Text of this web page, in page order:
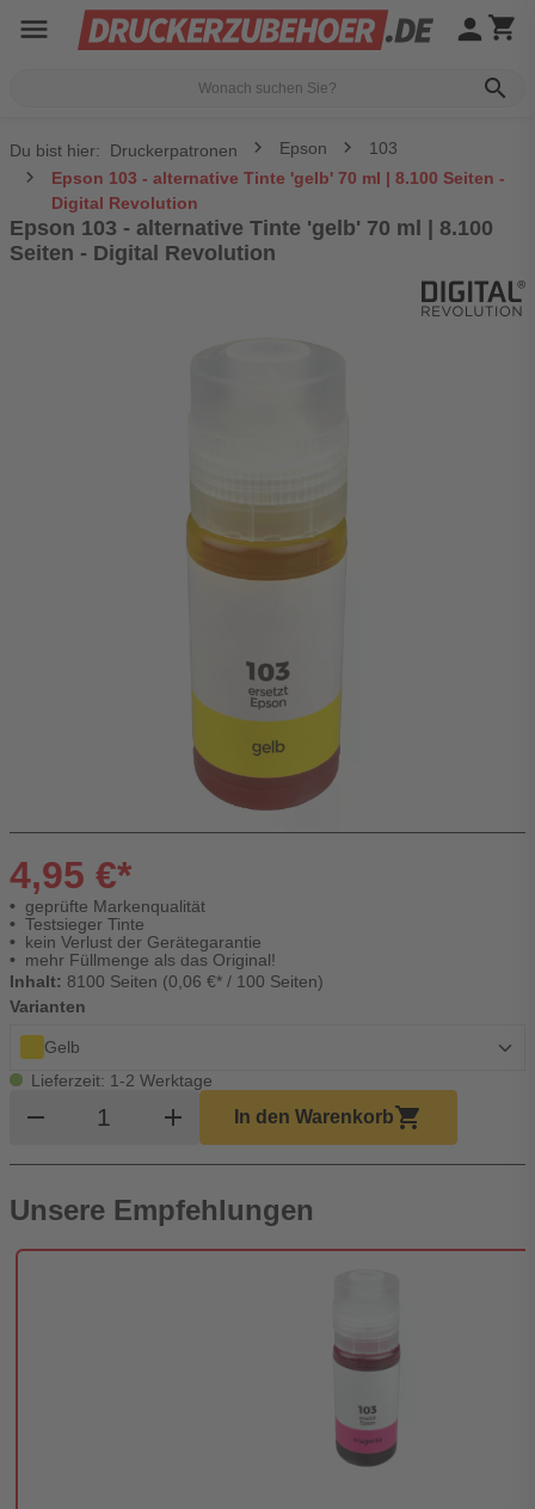
menu
search
person shopping_cart
Du bist hier: Druckerpatronen Epson
103
Epson 103 - alternative Tinte 'gelb' 70 ml | 8.100 Seiten -
Digital Revolution
Epson 103 - alternative Tinte 'gelb' 70 ml | 8.100
Seiten - Digital Revolution
4,95 €*
geprüfte Markenqualität
Testsieger Tinte
kein Verlust der Gerätegarantie
mehr Füllmenge als das Original!
Inhalt: 8100 Seiten (0,06 €* / 100 Seiten)
Varianten
Gelb
Lieferzeit: 1-2 Werktage
remove Produkt Warenkorb Menge
add In den Warenkorbshopping_cart
Unsere Empfehlungen